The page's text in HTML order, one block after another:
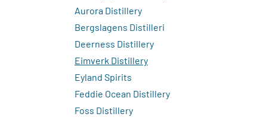
Aurora Distillery
Bergslagens Distilleri
Deerness Distillery
Eimverk Distillery
Eyland Spirits
Feddie Ocean Distillery
Foss Distillery